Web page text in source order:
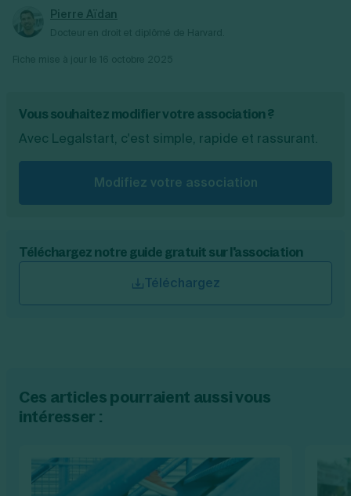
Pierre Aïdan
Vous souhaitez modifier votre association ?
Avec Legalstart, c'est simple, rapide et rassurant.
Modifiez votre association
Téléchargez notre guide gratuit sur l'association
Téléchargez
Ces articles pourraient aussi vous
intéresser :